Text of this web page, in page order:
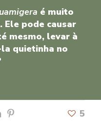
é muito
Ele pode causar
mesmo, levar à
quietinha no
5